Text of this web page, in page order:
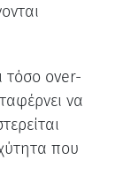
τόσο over-
να
που